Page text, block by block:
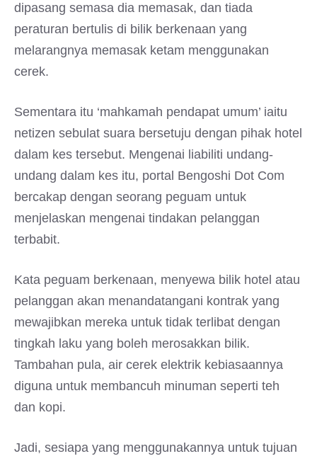
dipasang semasa dia memasak, dan tiada
peraturan bertulis di bilik berkenaan yang
melarangnya memasak ketam menggunakan
cerek.
Sementara itu ‘mahkamah pendapat umum’ iaitu
netizen sebulat suara bersetuju dengan pihak hotel
dalam kes tersebut. Mengenai liabiliti undang-
undang dalam kes itu, portal Bengoshi Dot Com
bercakap dengan seorang peguam untuk
menjelaskan mengenai tindakan pelanggan
terbabit.
Kata peguam berkenaan, menyewa bilik hotel atau
pelanggan akan menandatangani kontrak yang
mewajibkan mereka untuk tidak terlibat dengan
tingkah laku yang boleh merosakkan bilik.
Tambahan pula, air cerek elektrik kebiasaannya
diguna untuk membancuh minuman seperti teh
dan kopi.
Jadi, sesiapa yang menggunakannya untuk tujuan